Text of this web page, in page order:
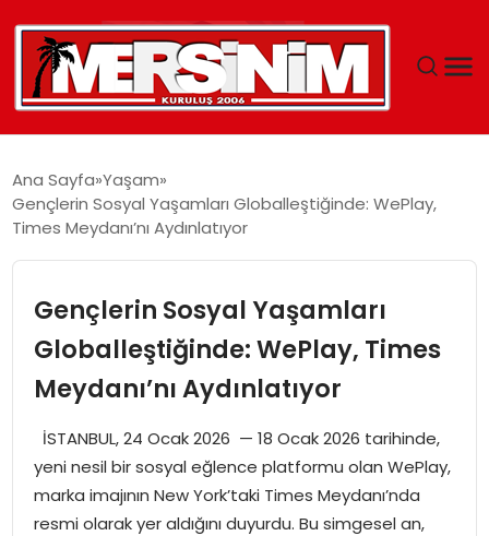
YAŞAM
EĞITIM
SPOR
EKONOMI
Ana Sayfa Yaşam
Gençlerin Sosyal Yaşamları Globalleştiğinde: WePlay,
Times Meydanı’nı Aydınlatıyor
Gençlerin Sosyal Yaşamları
Globalleştiğinde: WePlay, Times
Meydanı’nı Aydınlatıyor
İSTANBUL, 24 Ocak 2026 — 18 Ocak 2026 tarihinde,
yeni nesil bir sosyal eğlence platformu olan WePlay,
marka imajının New York’taki Times Meydanı’nda
resmi olarak yer aldığını duyurdu. Bu simgesel an,